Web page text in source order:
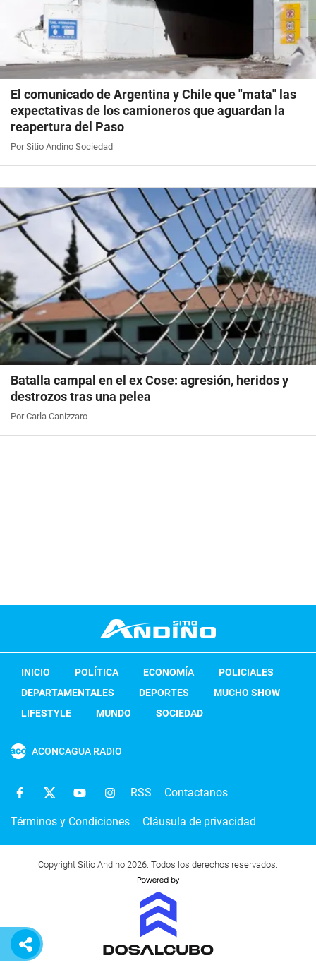
El comunicado de Argentina y Chile que "mata" las
expectativas de los camioneros que aguardan la
reapertura del Paso
Por Sitio Andino Sociedad
Batalla campal en el ex Cose: agresión, heridos y
destrozos tras una pelea
Por Carla Canizzaro
INICIO POLÍTICA ECONOMÍA
POLICIALES
DEPARTAMENTALES
DEPORTES
MUCHO SHOW
LIFESTYLE
MUNDO SOCIEDAD
ACONCAGUA RADIO
RSS Contactanos
Términos y Condiciones Cláusula de privacidad
Copyright Sitio Andino 2026. Todos los derechos reservados.